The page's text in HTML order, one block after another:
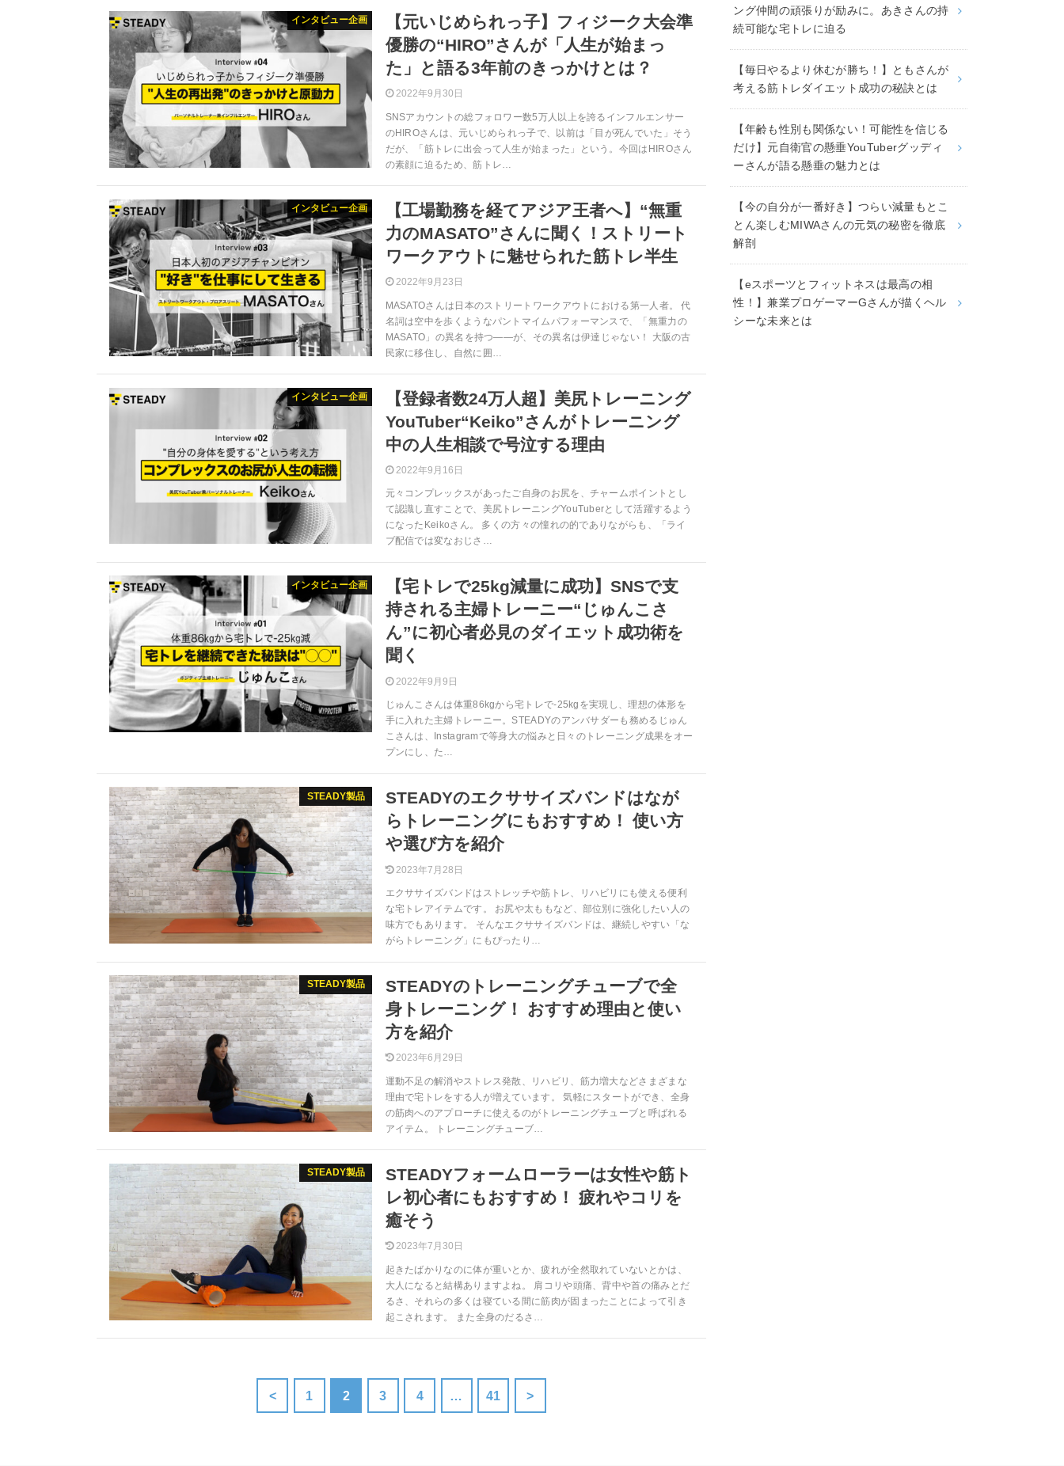
インタビュー企画
【元いじめられっ子】フィジーク大会準
優勝の“HIRO”さんが「人生が始まっ
た」と語る3年前のきっかけとは？
2022年9月30日
SNSアカウントの総フォロワー数5万人以上を誇るインフルエンサー
のHIROさんは、元いじめられっ子で、以前は「目が死んでいた」そう
だが、「筋トレに出会って人生が始まった」という。今回はHIROさん
の素顔に迫るため、筋トレ…
インタビュー企画
【工場勤務を経てアジア王者へ】“無重
力のMASATO”さんに聞く！ストリート
ワークアウトに魅せられた筋トレ半生
2022年9月23日
MASATOさんは日本のストリートワークアウトにおける第一人者。 代
名詞は空中を歩くようなパントマイムパフォーマンスで、「無重力の
MASATO」の異名を持つ――が、その異名は伊達じゃない！ 大阪の古
民家に移住し、自然に囲…
インタビュー企画
【登録者数24万人超】美尻トレーニング
YouTuber“Keiko”さんがトレーニング
中の人生相談で号泣する理由
2022年9月16日
元々コンプレックスがあったご自身のお尻を、チャームポイントとし
て認識し直すことで、美尻トレーニングYouTuberとして活躍するよう
になったKeikoさん。 多くの方々の憧れの的でありながらも、「ライ
ブ配信では変なおじさ…
インタビュー企画
【宅トレで25kg減量に成功】SNSで支
持される主婦トレーニー“じゅんこさ
ん”に初心者必見のダイエット成功術を
聞く
2022年9月9日
じゅんこさんは体重86kgから宅トレで-25kgを実現し、理想の体形を
手に入れた主婦トレーニー。STEADYのアンバサダーも務めるじゅん
こさんは、Instagramで等身大の悩みと日々のトレーニング成果をオー
プンにし、た…
STEADY製品
STEADYのエクササイズバンドはなが
らトレーニングにもおすすめ！ 使い方
や選び方を紹介
2023年7月28日
エクササイズバンドはストレッチや筋トレ、リハビリにも使える便利
な宅トレアイテムです。 お尻や太ももなど、部位別に強化したい人の
味方でもあります。 そんなエクササイズバンドは、継続しやすい「な
がらトレーニング」にもぴったり…
STEADY製品
STEADYのトレーニングチューブで全
身トレーニング！ おすすめ理由と使い
方を紹介
2023年6月29日
運動不足の解消やストレス発散、リハビリ、筋力増大などさまざまな
理由で宅トレをする人が増えています。 気軽にスタートができ、全身
の筋肉へのアプローチに使えるのがトレーニングチューブと呼ばれる
アイテム。 トレーニングチューブ…
STEADY製品
STEADYフォームローラーは女性や筋ト
レ初心者にもおすすめ！ 疲れやコリを
癒そう
2023年7月30日
起きたばかりなのに体が重いとか、疲れが全然取れていないとかは、
大人になると結構ありますよね。 肩コリや頭痛、背中や首の痛みとだ
るさ、それらの多くは寝ている間に筋肉が固まったことによって引き
起こされます。 また全身のだるさ…
< 1 2 3 4 … 41 >
ング仲間の頑張りが励みに。あきさんの持
続可能な宅トレに迫る
【毎日やるより休むが勝ち！】ともさんが
考える筋トレダイエット成功の秘訣とは
【年齢も性別も関係ない！可能性を信じる
だけ】元自衛官の懸垂YouTuberグッディ
ーさんが語る懸垂の魅力とは
【今の自分が一番好き】つらい減量もとこ
とん楽しむMIWAさんの元気の秘密を徹底
解剖
【eスポーツとフィットネスは最高の相
性！】兼業プロゲーマーGさんが描くヘル
シーな未来とは